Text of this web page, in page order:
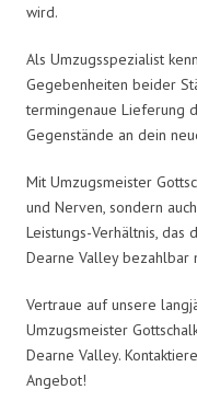
wird.
Als Umzugsspezialist
Gegebenheiten beider
termingenaue Lieferung
Gegenstände an dein
Mit Umzugsmeister
und Nerven, sondern
Leistungs-Verhältnis, das
Dearne Valley bezahlbar
Vertraue auf unsere
Umzugsmeister
Dearne Valley.
Angebot!